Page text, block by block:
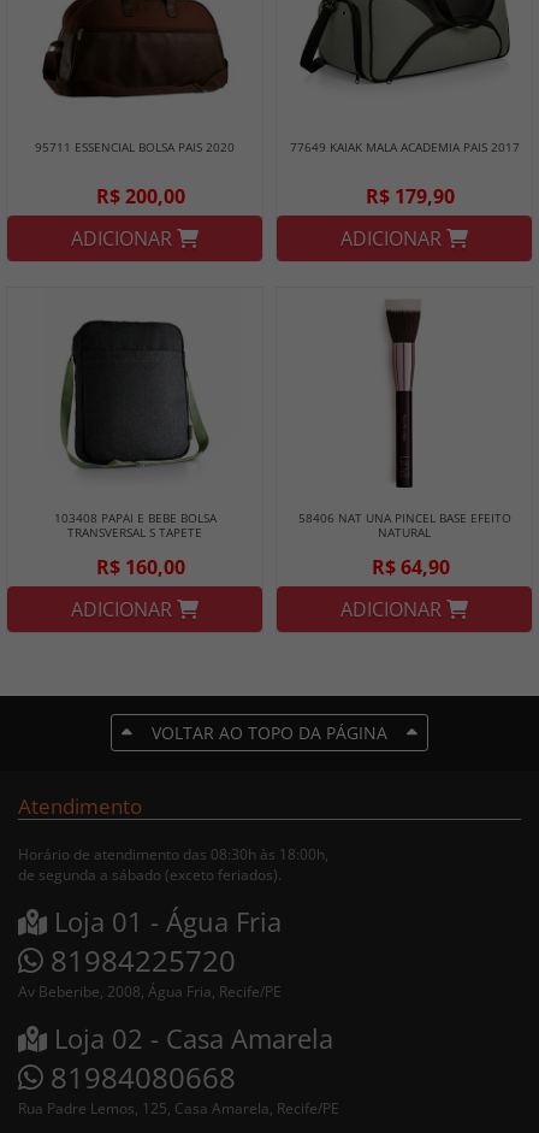
95711 ESSENCIAL BOLSA PAIS 2020
R$ 200,00
ADICIONAR
77649 KAIAK MALA ACADEMIA PAIS 2017
R$ 179,90
ADICIONAR
103408 PAPAI E BEBE BOLSA
TRANSVERSAL S TAPETE
R$ 160,00
ADICIONAR
58406 NAT UNA PINCEL BASE EFEITO
NATURAL
R$ 64,90
ADICIONAR
VOLTAR AO TOPO DA PÁGINA
Atendimento
Horário de atendimento das 08:30h às 18:00h,
de segunda a sábado (exceto feriados).
Loja 01 - Água Fria
81984225720
Av Beberibe, 2008, Água Fria, Recife/PE
Loja 02 - Casa Amarela
81984080668
Rua Padre Lemos, 125, Casa Amarela, Recife/PE